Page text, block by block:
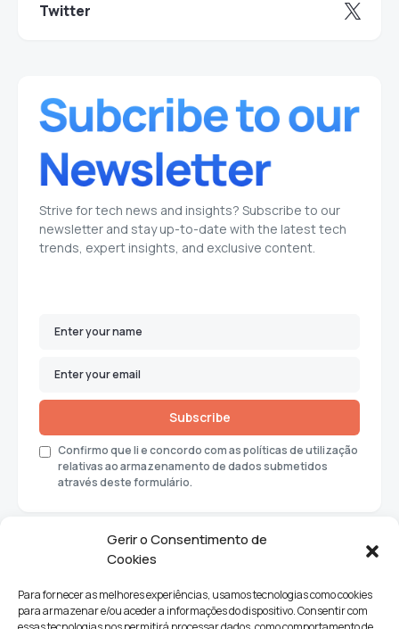
Gerir o Consentimento de
Cookies
Para fornecer as melhores experiências, usamos tecnologias como cookies
para armazenar e/ou aceder a informações do dispositivo. Consentir com
Twitter
Strive for tech news and insights? Subscribe to our
newsletter and stay up-to-date with the latest tech
trends, expert insights, and exclusive content.
Subscribe
Confirmo que li e concordo com as políticas de utilização
relativas ao armazenamento de dados submetidos
através deste formulário.